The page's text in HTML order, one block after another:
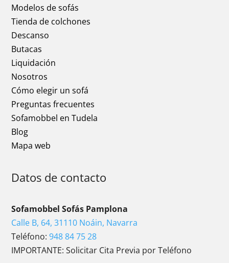
Modelos de sofás
Tienda de colchones
Descanso
Butacas
Liquidación
Nosotros
Cómo elegir un sofá
Preguntas frecuentes
Sofamobbel en Tudela
Blog
Mapa web
Datos de contacto
Sofamobbel Sofás Pamplona
Calle B, 64, 31110 Noáin, Navarra
Teléfono:948 84 75 28
IMPORTANTE: Solicitar Cita Previa por Teléfono